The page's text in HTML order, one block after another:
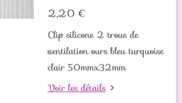
2,20 €
Clip silicone 2 trous de
ventilation ours bleu turquoise
clair 50mmx32mm
Voir les détails